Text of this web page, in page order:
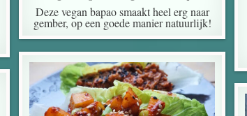
Deze vegan bapao smaakt heel erg naar
gember, op een goede manier natuurlijk!